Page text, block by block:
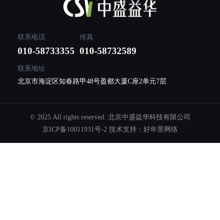
联系电话
010-58733355
传真
010-58732589
联系地址
北京市海淀区知春路甲48号盈都大厦C座2单元7层
© 2025 All rights reserved. 北京中盛益华科技有限公司
京ICP备10011931号-2 技术支持： 好年景网络